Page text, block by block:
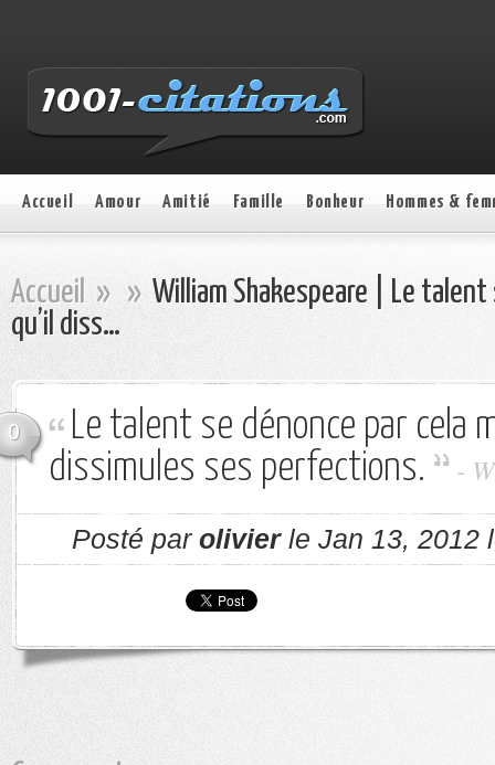
Accueil Amour Amitié Famille Bonheur Hommes &
Accueil » » William Shakespeare | Le talent
qu’il diss…
0
Le talent se dénonce par cela
dissimules ses perfections.
-
Posté par olivierle Jan 13, 2012